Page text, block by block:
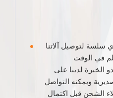
سلسة لتوصيل آلاتنا
في الوقت
الخبرة لدينا على
ويمكنه التواصل
الشحن قبل اكتمال